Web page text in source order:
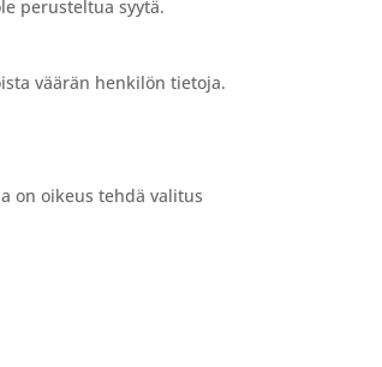
perusteltua syytä.
väärän henkilön tietoja.
on oikeus tehdä valitus